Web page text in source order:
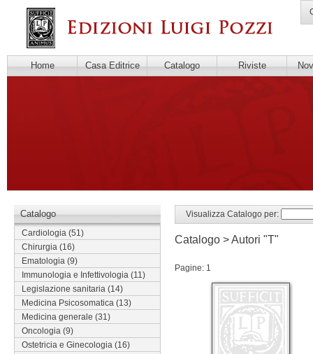
Home Casa Editrice Catalogo Riviste
Catalogo
Cardiologia (51)
Chirurgia (16)
Ematologia (9)
Immunologia e Infettivologia (11)
Legislazione sanitaria (14)
Medicina Psicosomatica (13)
Medicina generale (31)
Oncologia (9)
Ostetricia e Ginecologia (16)
Visualizza Catalogo per:
Catalogo > Autori "T"
Pagine: 1